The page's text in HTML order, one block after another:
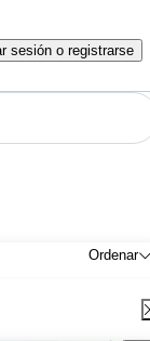
sesión o registrarse
Ordenar